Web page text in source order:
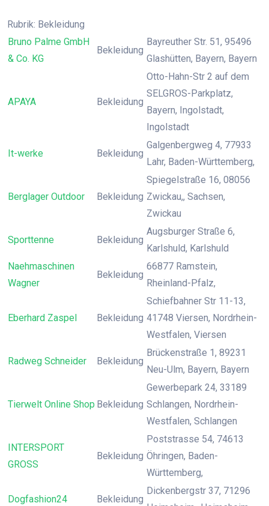
Rubrik: Bekleidung
Bruno Palme GmbH
& Co. KG
Bekleidung
Bayreuther Str. 51, 95496
Glashütten, Bayern, Bayern
APAYA Bekleidung
Otto-Hahn-Str 2 auf dem
SELGROS-Parkplatz,
Bayern, Ingolstadt,
Ingolstadt
It-werke Bekleidung
Galgenbergweg 4, 77933
Lahr, Baden-Württemberg,
Berglager Outdoor Bekleidung
Spiegelstraße 16, 08056
Zwickau,, Sachsen,
Zwickau
Sporttenne Bekleidung
Augsburger Straße 6,
Karlshuld, Karlshuld
Naehmaschinen
Wagner
Bekleidung
66877 Ramstein,
Rheinland-Pfalz,
Eberhard Zaspel Bekleidung
Schiefbahner Str 11-13,
41748 Viersen, Nordrhein-
Westfalen, Viersen
Radweg Schneider Bekleidung
Brückenstraße 1, 89231
Neu-Ulm, Bayern, Bayern
Tierwelt Online Shop Bekleidung
Gewerbepark 24, 33189
Schlangen, Nordrhein-
Westfalen, Schlangen
INTERSPORT
GROSS
Bekleidung
Poststrasse 54, 74613
Öhringen, Baden-
Württemberg,
Dogfashion24 Bekleidung
Dickenbergstr 37, 71296